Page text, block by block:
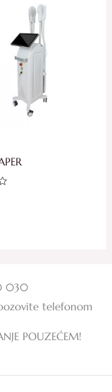
030
telefonom
POUZEĆEM!